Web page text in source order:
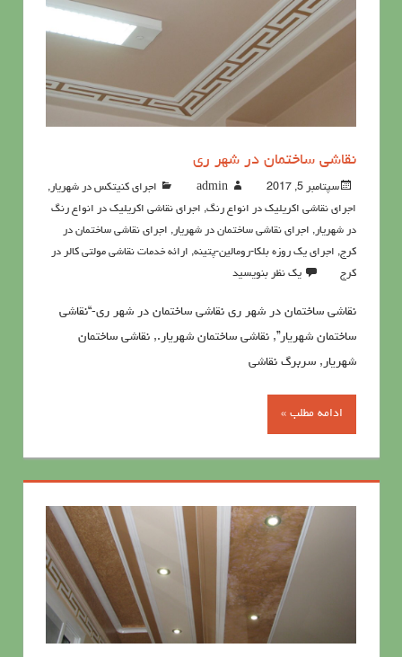
نقاشی ساختمان در شهر ری
سپتامبر 5, 2017 admin اجرای کنیتکس در شهریار ,
اجرای نقاشی اکریلیک در انواع رنگ, اجرای نقاشی اکریلیک در انواع رنگ
در شهریار , اجرای نقاشی ساختمان در شهریار , اجرای نقاشی ساختمان در
کرج, اجرای یک روزه بلکا-رومالین-پتینه, ارائه خدمات نقاشی مولتی کالر در
کرج
یک نظر بنویسید
نقاشی ساختمان در شهر ری نقاشی ساختمان در شهر ری-“نقاشی
ساختمان شهریار”, نقاشی ساختمان شهریار., نقاشی ساختمان
شهریار, سربرگ نقاشی
ادامه مطلب »